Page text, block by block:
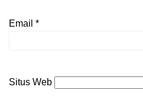
Email *
Situs Web